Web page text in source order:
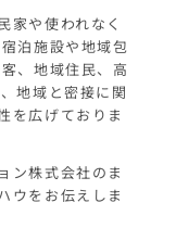
家や使われなく
泊施設や地域包
、地域住民、高
地域と密接に関
を広げておりま
ン株式会社のま
ウをお伝えしま